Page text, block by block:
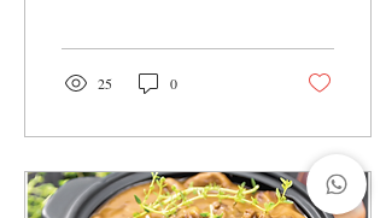
25 0